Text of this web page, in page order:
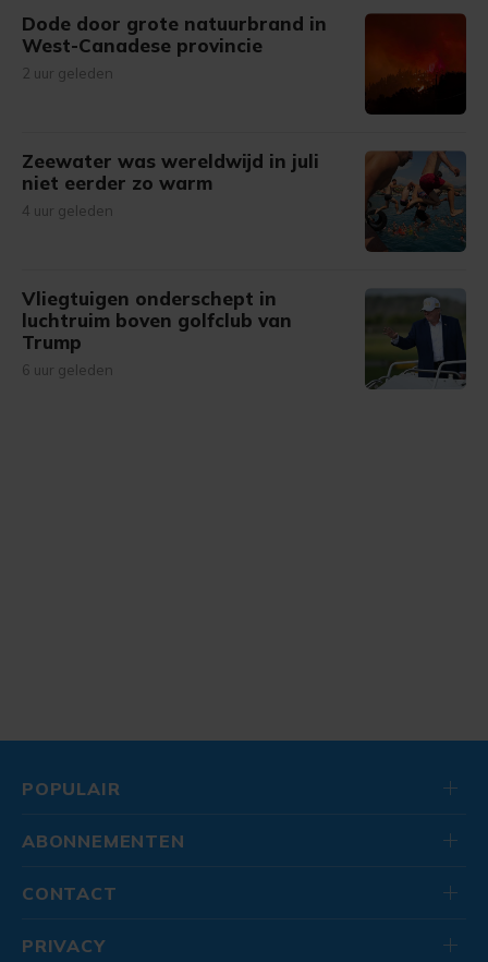
Dode door grote natuurbrand in
West-Canadese provincie
2 uur geleden
Zeewater was wereldwijd in juli
niet eerder zo warm
4 uur geleden
Vliegtuigen onderschept in
luchtruim boven golfclub van
Trump
6 uur geleden
POPULAIR
ABONNEMENTEN
CONTACT
PRIVACY